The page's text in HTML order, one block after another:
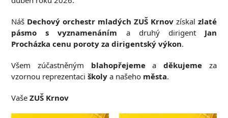
Náš Dechový orchestr mladých ZUŠ Krnovzískal zlaté
pásmo s vyznamenáním a druhý dirigent Jan
Procházka cenu poroty za dirigentský výkon.
Všem zúčastněným blahopřejemea děkujemeza
vzornou reprezentaciškoly a našeho města.
VašeZUŠ Krnov